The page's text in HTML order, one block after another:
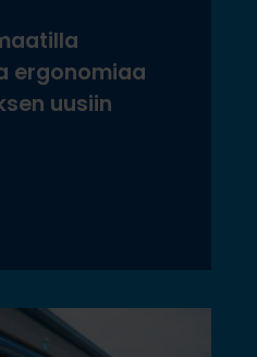
ergonomiaa
uusiin